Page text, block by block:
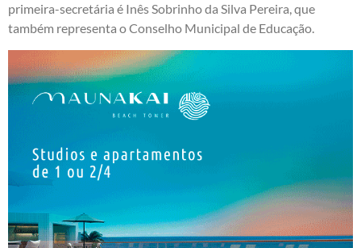
primeira-secretária é Inês Sobrinho da Silva Pereira, que
também representa o Conselho Municipal de Educação.